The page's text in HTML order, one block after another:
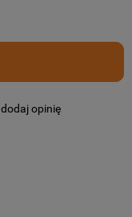
dodaj opinię